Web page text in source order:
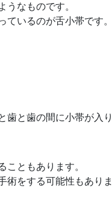
なものです。
いるのが舌小帯です。
と歯の間に小帯が入
ともあります。
をする可能性もありま